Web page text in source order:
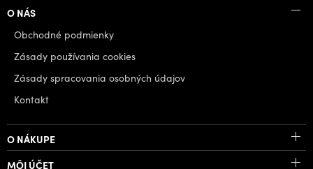
O NÁS
Obchodné podmienky
Zásady používania cookies
Zásady spracovania osobných údajov
Kontakt
O NÁKUPE
MÔJ ÚČET